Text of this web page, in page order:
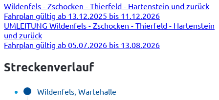
Wildenfels - Zschocken - Thierfeld - Hartenstein und zurück
Fahrplan gültig ab 13.12.2025 bis 11.12.2026
UMLEITUNG Wildenfels - Zschocken - Thierfeld - Hartenstein
und zurück
Fahrplan gültig ab 05.07.2026 bis 13.08.2026
Streckenverlauf
Wildenfels, Wartehalle